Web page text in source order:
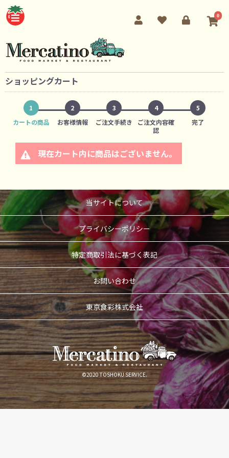
0
ショッピングカート
1
カートの商品
2
お客様情報
3
ご注文手続き
4
ご注文内容確
認
5
完了
現在カート内に商品はございません。
当サイトについて
プライバシーポリシー
特定商取引法に基づく表記
お問い合わせ
東京食彩株式会社
©2020 TOSHOKU SERVICE.